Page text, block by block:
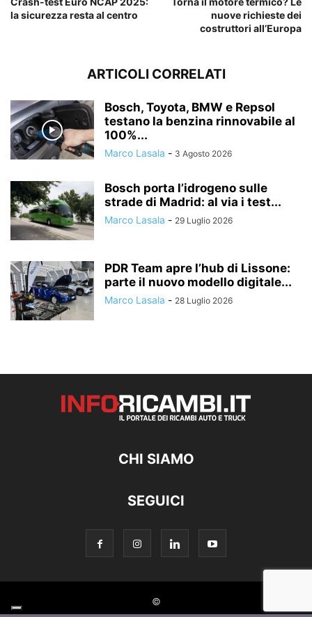
la sicurezza resta al centro
nuove richieste dei
costruttori all’Europa
ARTICOLI CORRELATI
Bosch, Toyota, BMW e Repsol
testano la benzina rinnovabile al
100%...
Marco Lasala - 3 Agosto 2026
Bosch porta l’idrogeno sulle
strade di Madrid: al via i test...
Marco Lasala - 29 Luglio 2026
PDR Team apre l’hub di Lissone:
parte il nuovo modello digitale...
Marco Lasala - 28 Luglio 2026
CHI SIAMO
SEGUICI
©